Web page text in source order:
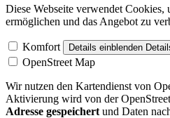
Diese Webseite verwendet Cookies,
ermöglichen und das Angebot zu
Komfort Details einblenden
OpenStreet Map
Wir nutzen den Kartendienst von
Aktivierung wird von der
Adresse gespeichert und Daten